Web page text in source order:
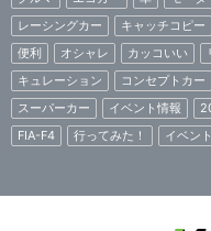
レーシングカー
キャッチコピー
便利
オシャレ カッコいい
キュレーション
コンセプトカー
スーパーカー
イベント情報
FIA-F4
行ってみた！ イベント